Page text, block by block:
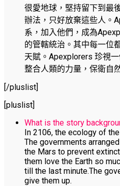
很愛地球，堅持留下到最
辦法，只好放棄這些人。
系，加入他們，成為
的管轄統治。其中每一位
天賦。Apexplorers 珍視
整合人類的力量，保衛自
[/pluslist]
[pluslist]
What is the story
In 2106, the ecology of
The governments
the Mars to prevent
them love the Earth so
till the last minute.The
give them up.